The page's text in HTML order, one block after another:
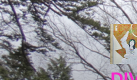
コ
ン
テ
ン
ツ
へ
ス